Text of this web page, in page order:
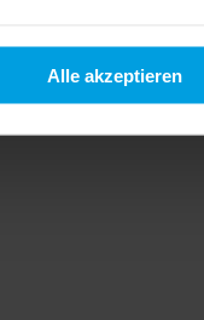
Alle akzeptieren